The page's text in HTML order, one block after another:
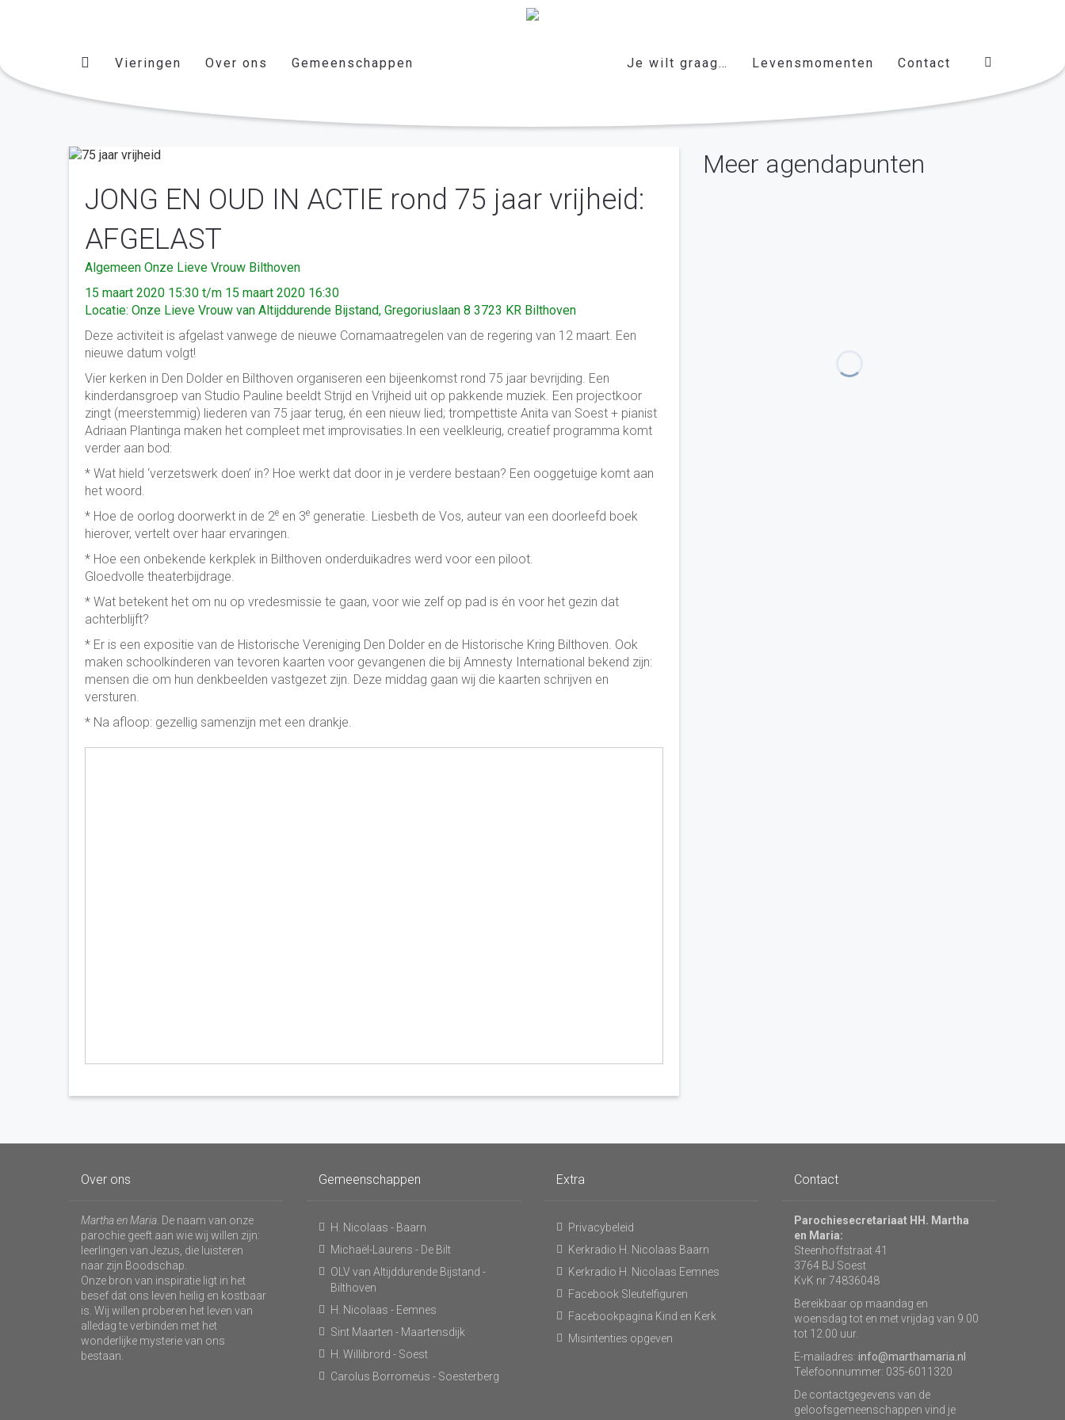
Vieringen Over ons Gemeenschappen Je wilt graag… Levensmomenten Contact
JONG EN OUD IN ACTIE rond 75 jaar vrijheid:
AFGELAST
Algemeen Onze Lieve Vrouw Bilthoven
15 maart 2020 15:30 t/m 15 maart 2020 16:30
Locatie: Onze Lieve Vrouw van Altijddurende Bijstand, Gregoriuslaan 8 3723 KR Bilthoven
Deze activiteit is afgelast vanwege de nieuwe Cornamaatregelen van de regering van 12 maart. Een
nieuwe datum volgt!
Vier kerken in Den Dolder en Bilthoven organiseren een bijeenkomst rond 75 jaar bevrijding. Een
kinderdansgroep van Studio Pauline beeldt Strijd en Vrijheid uit op pakkende muziek. Een projectkoor
zingt (meerstemmig) liederen van 75 jaar terug, én een nieuw lied; trompettiste Anita van Soest + pianist
Adriaan Plantinga maken het compleet met improvisaties.In een veelkleurig, creatief programma komt
verder aan bod:
* Wat hield ‘verzetswerk doen’ in? Hoe werkt dat door in je verdere bestaan? Een ooggetuige komt aan
het woord.
* Hoe de oorlog doorwerkt in de 2e en 3e generatie. Liesbeth de Vos, auteur van een doorleefd boek
hierover, vertelt over haar ervaringen.
* Hoe een onbekende kerkplek in Bilthoven onderduikadres werd voor een piloot.
Gloedvolle theaterbijdrage.
* Wat betekent het om nu op vredesmissie te gaan, voor wie zelf op pad is én voor het gezin dat
achterblijft?
* Er is een expositie van de Historische Vereniging Den Dolder en de Historische Kring Bilthoven. Ook
maken schoolkinderen van tevoren kaarten voor gevangenen die bij Amnesty International bekend zijn:
mensen die om hun denkbeelden vastgezet zijn. Deze middag gaan wij die kaarten schrijven en
versturen.
* Na afloop: gezellig samenzijn met een drankje.
Meer agendapunten
Over ons
Martha en Maria . De naam van onze
parochie geeft aan wie wij willen zijn:
leerlingen van Jezus, die luisteren
naar zijn Boodschap.
Onze bron van inspiratie ligt in het
besef dat ons leven heilig en kostbaar
is. Wij willen proberen het leven van
alledag te verbinden met het
wonderlijke mysterie van ons
bestaan.
Gemeenschappen
H. Nicolaas - Baarn
Michaël-Laurens - De Bilt
OLV van Altijddurende Bijstand -
Bilthoven
H. Nicolaas - Eemnes
Sint Maarten - Maartensdijk
H. Willibrord - Soest
Carolus Borromeüs - Soesterberg
Extra
Privacybeleid
Kerkradio H. Nicolaas Baarn
Kerkradio H. Nicolaas Eemnes
Facebook Sleutelfiguren
Facebookpagina Kind en Kerk
Misintenties opgeven
Contact
Parochiesecretariaat HH. Martha
en Maria:
Steenhoffstraat 41
3764 BJ Soest
KvK nr 74836048
Bereikbaar op maandag en
woensdag tot en met vrijdag van 9.00
tot 12.00 uur.
E-mailadres: info@marthamaria.nl
Telefoonnummer: 035-6011320
De contactgegevens van de
geloofsgemeenschappen vind je